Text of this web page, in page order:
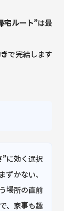
宅ルート”は最
で完結します
”に効く選択
ずかない、
場所の直前
、家事も趣